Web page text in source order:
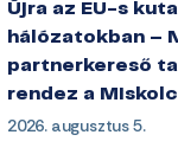
Újra az EU-s
hálózatokban –
partnerkereső
rendez a
2026. augusztus 5.